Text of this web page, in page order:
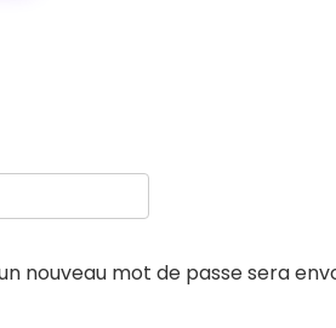
nouveau mot de passe sera